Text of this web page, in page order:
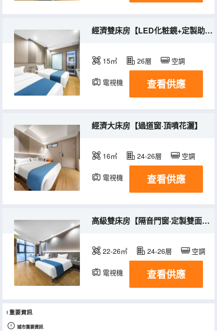
經濟雙床房【LED化粧鏡+定製助眠床墊+內窗】
15㎡ 26層 空調
電視機 查看供應
經濟大床房【過道窗·頂噴花灑】
16㎡ 24-26層 空調
電視機 查看供應
高級雙床房【隔音門窗·定製雙面助眠床墊】
22-26㎡ 24-26層 空調
電視機 查看供應
重要資訊
城市重要資訊